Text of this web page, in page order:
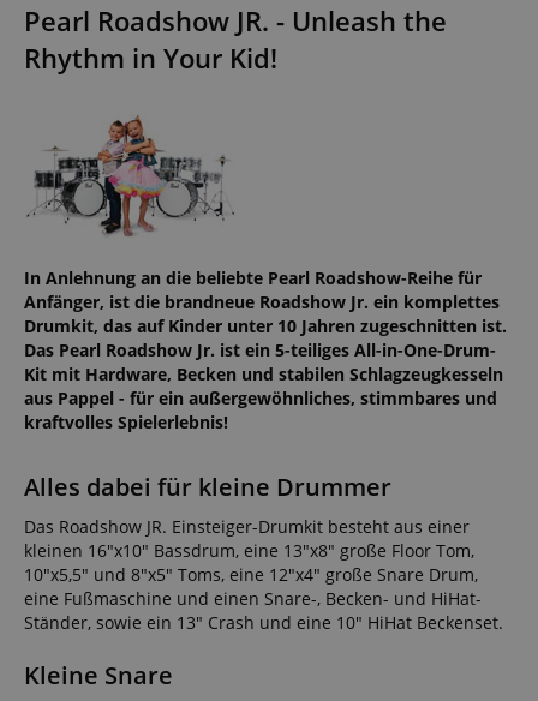
Pearl Roadshow JR. - Unleash the
Rhythm in Your Kid!
In Anlehnung an die beliebte Pearl Roadshow-Reihe für
Anfänger, ist die brandneue Roadshow Jr. ein komplettes
Drumkit, das auf Kinder unter 10 Jahren zugeschnitten ist.
Das Pearl Roadshow Jr. ist ein 5-teiliges All-in-One-Drum-
Kit mit Hardware, Becken und stabilen Schlagzeugkesseln
aus Pappel - für ein außergewöhnliches, stimmbares und
kraftvolles Spielerlebnis!
Alles dabei für kleine Drummer
Das Roadshow JR. Einsteiger-Drumkit besteht aus einer
kleinen 16"x10" Bassdrum, eine 13"x8" große Floor Tom,
10"x5,5" und 8"x5" Toms, eine 12"x4" große Snare Drum,
eine Fußmaschine und einen Snare-, Becken- und HiHat-
Ständer, sowie ein 13" Crash und eine 10" HiHat Beckenset.
Kleine Snare